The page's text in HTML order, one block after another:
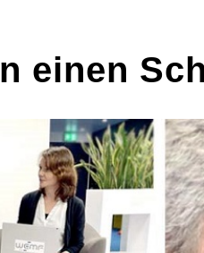
einen